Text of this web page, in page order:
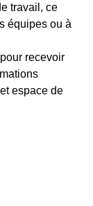
travail, ce
équipes ou à
recevoir
espace de